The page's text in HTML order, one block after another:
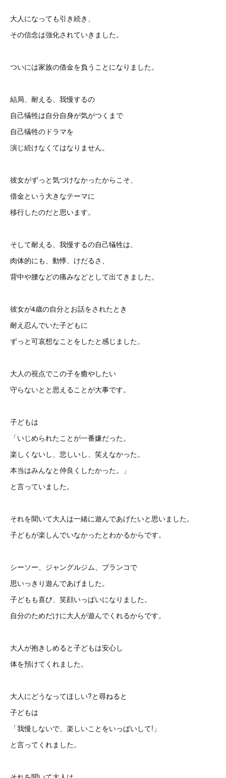
大人になっても引き続き、
その信念は強化されていきました。
ついには家族の借金を負うことになりました。
結局、耐える、我慢するの
自己犠牲は自分自身が気がつくまで
自己犠牲のドラマを
演じ続けなくてはなりません。
彼女がずっと気づけなかったからこそ、
借金という大きなテーマに
移行したのだと思います。
そして耐える、我慢するの自己犠牲は、
肉体的にも、動悸、けだるさ、
背中や腰などの痛みなどとして出てきました。
彼女が4歳の自分とお話をされたとき
耐え忍んでいた子どもに
ずっと可哀想なことをしたと感じました。
大人の視点でこの子を癒やしたい
守らないとと思えることが大事です。
子どもは
「いじめられたことが一番嫌だった。
楽しくないし、悲しいし、笑えなかった。
本当はみんなと仲良くしたかった。」
と言っていました。
それを聞いて大人は一緒に遊んであげたいと思いました。
子どもが楽しんでいなかったとわかるからです。
シーソー、ジャングルジム、ブランコで
思いっきり遊んであげました。
子どもも喜び、笑顔いっぱいになりました。
自分のためだけに大人が遊んでくれるからです。
大人が抱きしめると子どもは安心し
体を預けてくれました。
大人にどうなってほしい?と尋ねると
子どもは
「我慢しないで、楽しいことをいっぱいして!」
と言ってくれました。